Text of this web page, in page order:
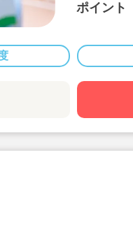
ポイント